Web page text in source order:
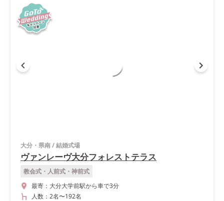
大分・県南/結婚式場
ヴァンレーヴ大分フォレストテラス
教会式・人前式・神前式
最寄： 大分大学前駅から車で3分
人数： 2名〜192名